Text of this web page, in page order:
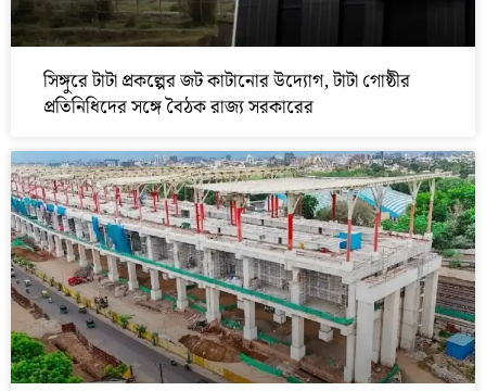
সিঙ্গুরে টাটা প্রকল্পের জট কাটানোর উদ্যোগ, টাটা গোষ্ঠীর
প্রতিনিধিদের সঙ্গে বৈঠক রাজ্য সরকারের